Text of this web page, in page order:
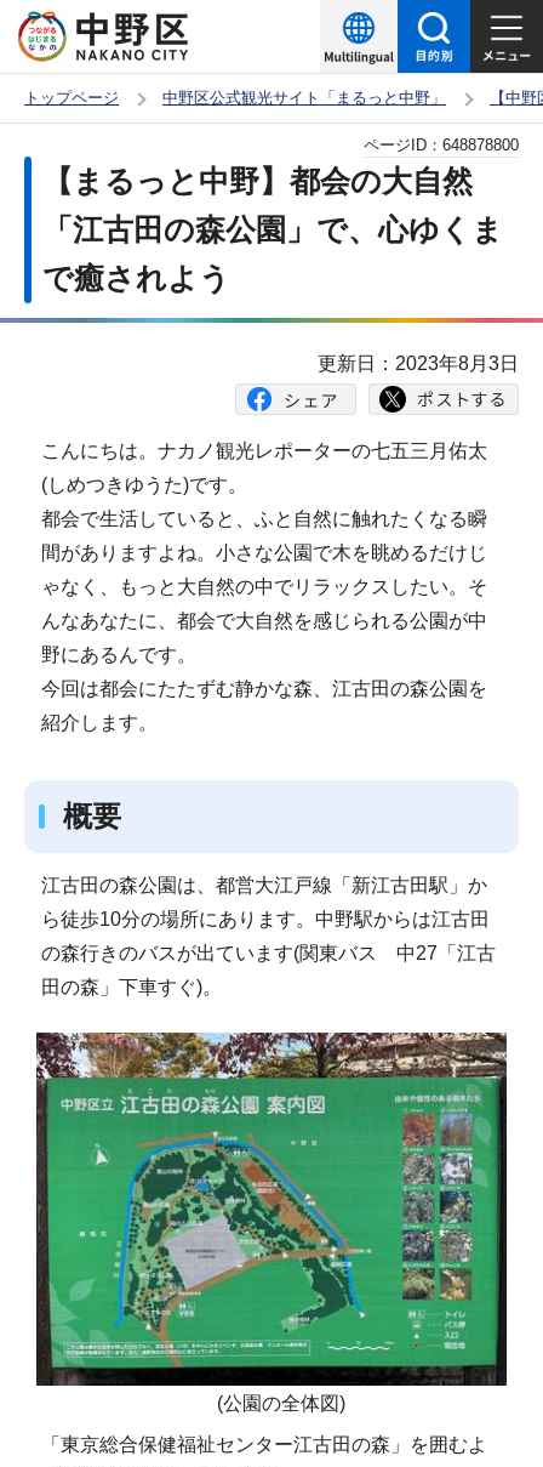
の
ー
す
トップページ 中野区公式観光サイト「まるっと中野」 【中
【まるっと中野】都会の大自然
「江古田の森公園」で、心ゆくま
で癒されよう
ページID： 648878800
更新日：2023年8月3日
こんにちは。ナカノ観光レポーターの七五三月佑太
(しめつきゆうた)です。
都会で生活していると、ふと自然に触れたくなる瞬
間がありますよね。小さな公園で木を眺めるだけじ
ゃなく、もっと大自然の中でリラックスしたい。そ
んなあなたに、都会で大自然を感じられる公園が中
野にあるんです。
今回は都会にたたずむ静かな森、江古田の森公園を
紹介します。
概要
江古田の森公園は、都営大江戸線「新江古田駅」か
ら徒歩10分の場所にあります。中野駅からは江古田
の森行きのバスが出ています(関東バス 中27「江古
田の森」下車すぐ)。
(公園の全体図)
「東京総合保健福祉センター江古田の森」を囲むよ